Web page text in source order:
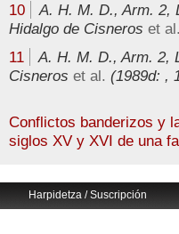
10
A. H. M. D., Arm. 2,
Hidalgo de Cisneros et al.
11
A. H. M. D., Arm. 2,
Cisneros et al. (1989d: ,
Conflictos banderizos y
siglos XV y XVI de una
Harpidetza / Suscripción